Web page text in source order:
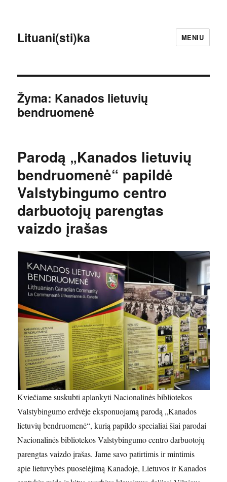
Lituani(sti)ka MENIU
Žyma: Kanados lietuvių
bendruomenė
Parodą „Kanados lietuvių
bendruomenė“ papildė
Valstybingumo centro
darbuotojų parengtas
vaizdo įrašas
Kviečiame suskubti aplankyti Nacionalinės bibliotekos
Valstybingumo erdvėje eksponuojamą parodą „Kanados
lietuvių bendruomenė“, kurią papildo specialiai šiai parodai
Nacionalinės bibliotekos Valstybingumo centro darbuotojų
parengtas vaizdo įrašas. Jame savo patirtimis ir mintimis
apie lietuvybės puoselėjimą Kanadoje, Lietuvos ir Kanados